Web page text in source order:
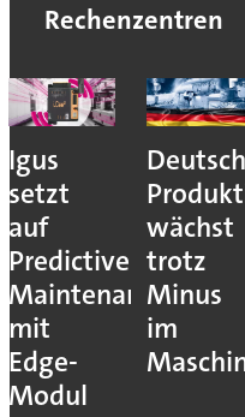
Rechenzentren
Igus
setzt
auf
Predictive
Maintenance
mit
Edge-
Modul
wächst
trotz
Minus
im